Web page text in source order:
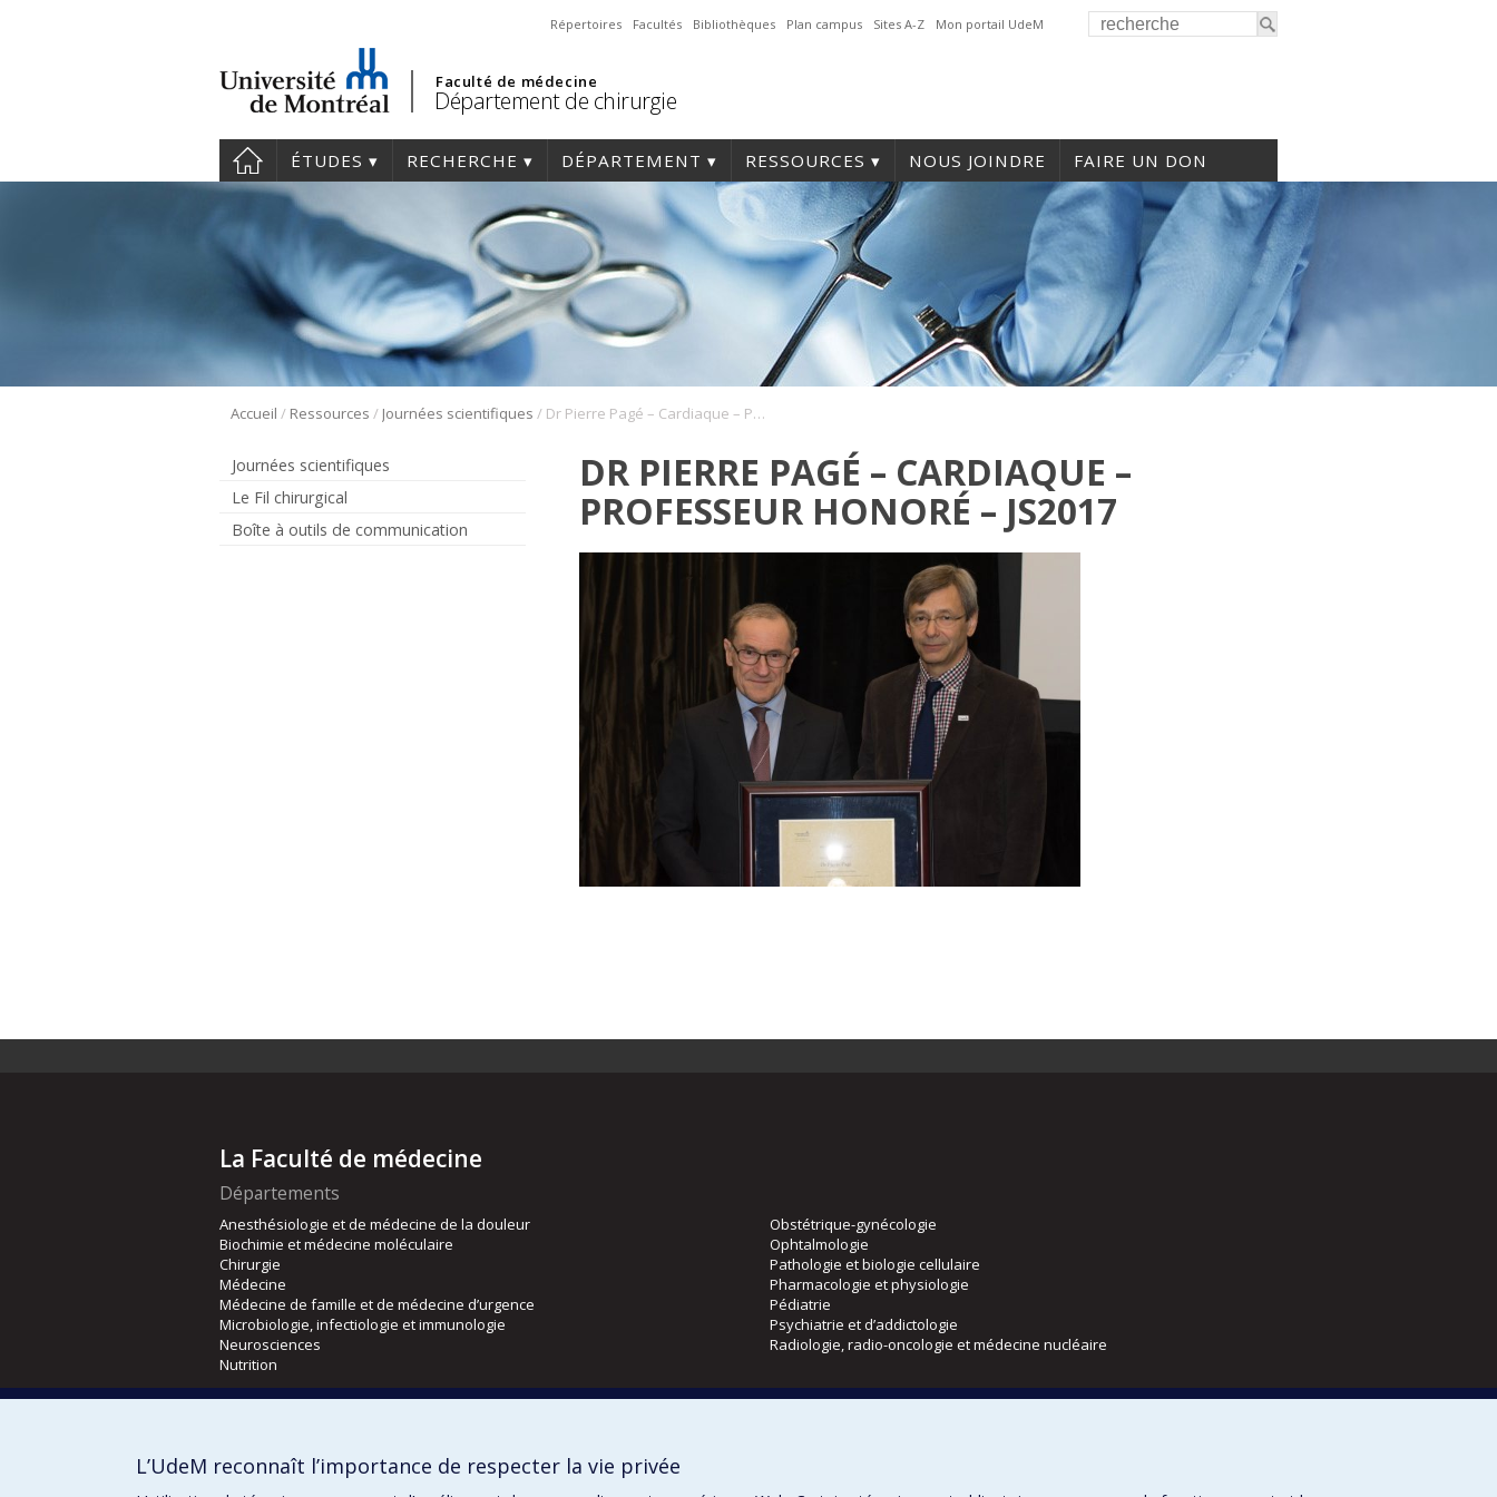
Répertoires Facultés Bibliothèques Plan campus Sites A-Z Mon portail UdeM
Faculté de médecine
Département de chirurgie
ÉTUDES RECHERCHE DÉPARTEMENT RESSOURCES NOUS JOINDRE FAIRE UN DON
Accueil / Ressources / Journées scientifiques / Dr Pierre Pagé – Cardiaque – Professeur honoré – JS2017
Journées scientifiques
Le Fil chirurgical
Boîte à outils de communication
DR PIERRE PAGÉ – CARDIAQUE –
PROFESSEUR HONORÉ – JS2017
La Faculté de médecine
Départements
Anesthésiologie et de médecine de la douleur
Biochimie et médecine moléculaire
Chirurgie
Médecine
Médecine de famille et de médecine d’urgence
Microbiologie, infectiologie et immunologie
Neurosciences
Nutrition
Obstétrique-gynécologie
Ophtalmologie
Pathologie et biologie cellulaire
Pharmacologie et physiologie
Pédiatrie
Psychiatrie et d’addictologie
Radiologie, radio-oncologie et médecine nucléaire
Orthophonie et audiologie
L’UdeM reconnaît l’importance de respecter la vie privée